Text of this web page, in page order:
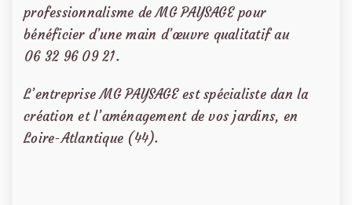
professionnalisme de MG PAYSAGE pour
bénéficier d’une main d’œuvre qualitatif au
06 32 96 09 21.
L’entreprise MG PAYSAGE est spécialiste dan la
création et l’aménagement de vos jardins, en
Loire-Atlantique (44).